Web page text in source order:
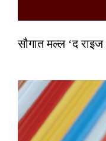
सौगात मल्ल ‘द